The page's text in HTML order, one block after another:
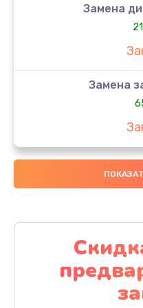
Замена
Замена
Замена
Замена